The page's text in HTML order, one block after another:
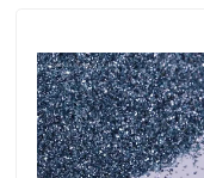
Sobre nós
Visita à fábrica